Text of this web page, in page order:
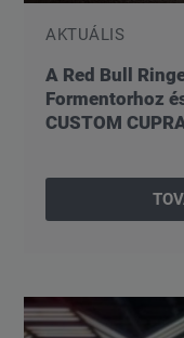
AKTUÁLIS
A Red Bull
Formentorhoz
CUSTOM